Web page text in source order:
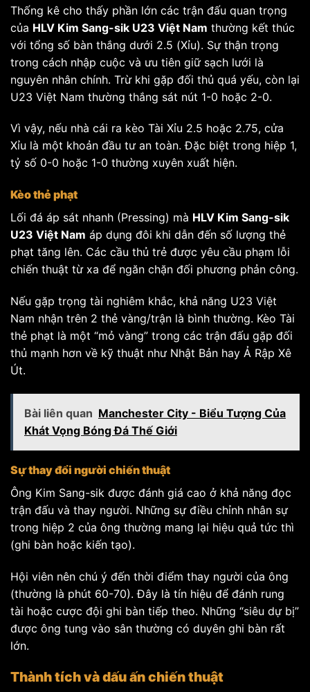
Thống kê cho thấy phần lớn các trận đấu quan trọng
của HLV Kim Sang-sik U23 Việt Nam thường kết thúc
với tổng số bàn thắng dưới 2.5 (Xỉu). Sự thận trọng
trong cách nhập cuộc và ưu tiên giữ sạch lưới là
nguyên nhân chính. Trừ khi gặp đối thủ quá yếu, còn lại
U23 Việt Nam thường thắng sát nút 1-0 hoặc 2-0.
Vì vậy, nếu nhà cái ra kèo Tài Xỉu 2.5 hoặc 2.75, cửa
Xỉu là một khoản đầu tư an toàn. Đặc biệt trong hiệp 1,
tỷ số 0-0 hoặc 1-0 thường xuyên xuất hiện.
Kèo thẻ phạt
Lối đá áp sát nhanh (Pressing) mà HLV Kim Sang-sik
U23 Việt Nam áp dụng đôi khi dẫn đến số lượng thẻ
phạt tăng lên. Các cầu thủ trẻ được yêu cầu phạm lỗi
chiến thuật từ xa để ngăn chặn đối phương phản công.
Nếu gặp trọng tài nghiêm khắc, khả năng U23 Việt
Nam nhận trên 2 thẻ vàng/trận là bình thường. Kèo Tài
thẻ phạt là một “mỏ vàng” trong các trận đấu gặp đối
thủ mạnh hơn về kỹ thuật như Nhật Bản hay Ả Rập Xê
Út.
Bài liên quan Manchester City - Biểu Tượng Của
Khát Vọng Bóng Đá Thế Giới
Sự thay đổi người chiến thuật
Ông Kim Sang-sik được đánh giá cao ở khả năng đọc
trận đấu và thay người. Những sự điều chỉnh nhân sự
trong hiệp 2 của ông thường mang lại hiệu quả tức thì
(ghi bàn hoặc kiến tạo).
Hội viên nên chú ý đến thời điểm thay người của ông
(thường là phút 60-70). Đây là tín hiệu để đánh rung
tài hoặc cược đội ghi bàn tiếp theo. Những “siêu dự bị”
được ông tung vào sân thường có duyên ghi bàn rất
lớn.
Thành tích và dấu ấn chiến thuật